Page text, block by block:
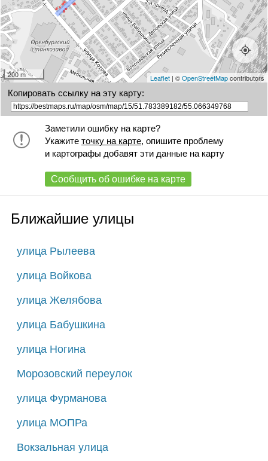
200 m Leaflet| ©OpenStreetMapcontributors
Копировать ссылку на эту карту:
Заметили ошибку на карте?
Укажите точку на карте, опишите проблему
и картографы добавят эти данные на карту
Сообщить об ошибке на карте
Ближайшие улицы
улица Рылеева
улица Войкова
улица Желябова
улица Бабушкина
улица Ногина
Морозовский переулок
улица Фурманова
улица МОПРа
Вокзальная улица